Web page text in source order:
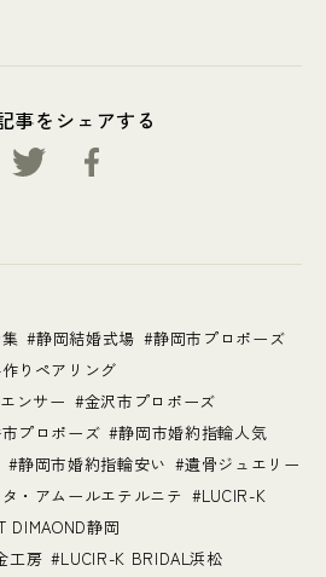
事をシェアする
静岡結婚式場
静岡市プロポーズ
りペアリング
ンサー
金沢市プロポーズ
プロポーズ
静岡市婚約指輪人気
静岡市婚約指輪安い
遺骨ジュエリー
・アムールエテルニテ
LUCIR-K
DIMAOND静岡
工房
LUCIR-K BRIDAL浜松